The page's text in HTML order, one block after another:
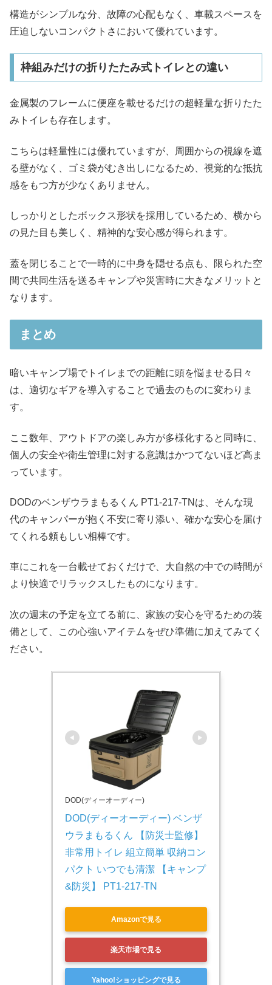
構造がシンプルな分、故障の心配もなく、車載スペースを
圧迫しないコンパクトさにおいて優れています。
枠組みだけの折りたたみ式トイレとの違い
金属製のフレームに便座を載せるだけの超軽量な折りたた
みトイレも存在します。
こちらは軽量性には優れていますが、周囲からの視線を遮
る壁がなく、ゴミ袋がむき出しになるため、視覚的な抵抗
感をもつ方が少なくありません。
しっかりとしたボックス形状を採用しているため、横から
の見た目も美しく、精神的な安心感が得られます。
蓋を閉じることで一時的に中身を隠せる点も、限られた空
間で共同生活を送るキャンプや災害時に大きなメリットと
なります。
まとめ
暗いキャンプ場でトイレまでの距離に頭を悩ませる日々
は、適切なギアを導入することで過去のものに変わりま
す。
ここ数年、アウトドアの楽しみ方が多様化すると同時に、
個人の安全や衛生管理に対する意識はかつてないほど高ま
っています。
DODのベンザウラまもるくん PT1-217-TNは、そんな現
代のキャンパーが抱く不安に寄り添い、確かな安心を届け
てくれる頼もしい相棒です。
車にこれを一台載せておくだけで、大自然の中での時間が
より快適でリラックスしたものになります。
次の週末の予定を立てる前に、家族の安心を守るための装
備として、この心強いアイテムをぜひ準備に加えてみてく
ださい。
DOD(ディーオーディー)
DOD(ディーオーディー) ベンザ
ウラまもるくん 【防災士監修】
非常用トイレ 組立簡単 収納コン
パクト いつでも清潔 【キャンプ
&防災】 PT1-217-TN
Amazonで見る
楽天市場で見る
Yahoo!ショッピングで見る